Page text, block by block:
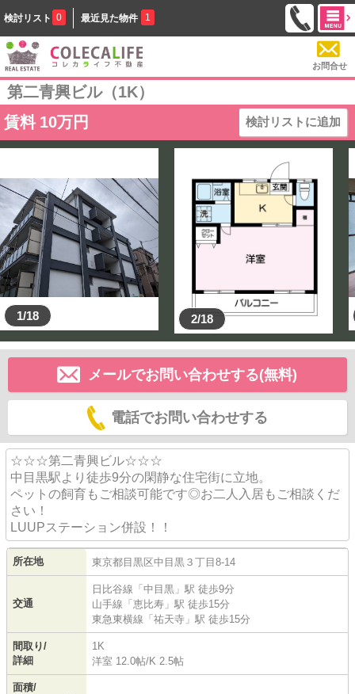
検討リスト 0 最近見た物件 1
お問合せ
第二青興ビル（1K）
賃料 10万円 検討リストに追加
1/18 2/18
メールでお問い合わせする(無料)
電話でお問い合わせする
☆☆☆第二青興ビル☆☆☆
中目黒駅より徒歩9分の閑静な住宅街に立地。
ペットの飼育もご相談可能です◎お二人入居もご相談くだ
さい！
LUUPステーション併設！！
所在地 東京都 目黒区中目黒 ３丁目8-14
交通
日比谷線 「 中目黒 」駅 徒歩9分
山手線 「 恵比寿 」駅 徒歩15分
東急東横線 「 祐天寺 」駅 徒歩15分
間取り/
詳細
1K
洋室 12.0帖/K 2.5帖
面積/